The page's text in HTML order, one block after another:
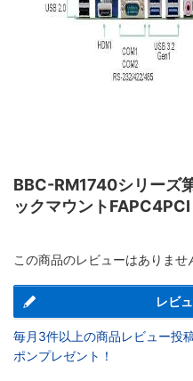
BBC-RM1740シリーズ
ックマウント
この商品のレビューはありませ
レビ
毎月3件以上の商品レビュー投
ポンプレゼント！